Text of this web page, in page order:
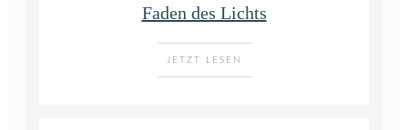
Faden des Lichts
JETZT LESEN